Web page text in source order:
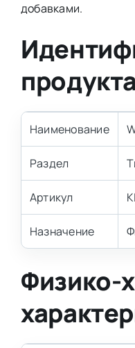
добавками.
продукта
Наименование
Раздел
Артикул
Назначение
Физико-